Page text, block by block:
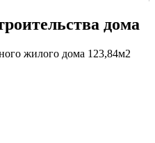
дома
жилого дома 123,84м2